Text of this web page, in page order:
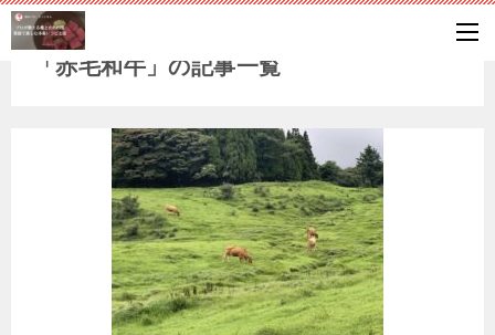
「赤毛和牛」の記事一覧